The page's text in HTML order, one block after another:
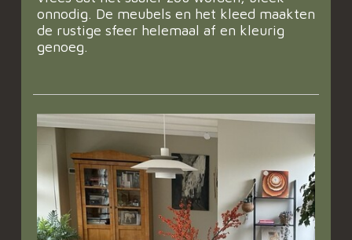
onnodig. De meubels en het kleed maakten
de rustige sfeer helemaal af en kleurig
genoeg.